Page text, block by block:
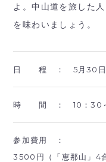
よ。中山道を旅した
を味わいましょう。
日 程 ： 5月30日
時 間 ： 10：30
参加費用 ：
3500円（「恵那山」4